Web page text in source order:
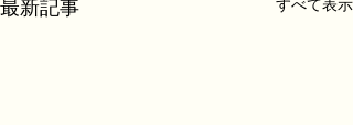
最新記事 すべて表示